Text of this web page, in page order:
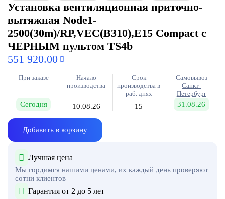
Установка вентиляционная приточно-
вытяжная Node1-
2500(30m)/RP,VEC(B310),E15 Compact с
ЧЕРНЫМ пультом TS4b
551 920.00
При заказе
Сегодня
Начало
производства
10.08.26
Срок
производства в
раб. днях
15
Самовывоз
Санкт-
Петербург
31.08.26
Добавить в корзину
Лучшая цена
Мы гордимся нашими ценами, их каждый день проверяют
сотни клиентов
Гарантия от 2 до 5 лет